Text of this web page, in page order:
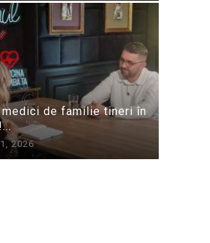
medici de familie tineri în
2026